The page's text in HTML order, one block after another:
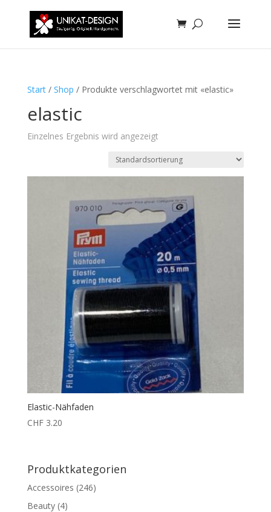
Start/ Shop / Produkte verschlagwortet mit «elastic»
elastic
Einzelnes Ergebnis wird angezeigt
Elastic-Nähfaden
CHF3.20
Produktkategorien
Accessoires (246)
Beauty (4)